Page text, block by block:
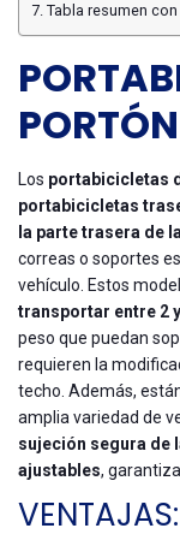
Tabla resumen
PORTÓN
Los portabicicletas
portabicicletas
la parte trasera de
correas o soportes
vehículo. Estos
transportar entre 2
peso que puedan
requieren la
techo. Además,
amplia variedad de
sujeción segura de
ajustables,
VENTAJAS: